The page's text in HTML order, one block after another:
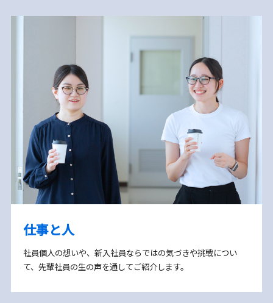
仕事と人
社員個人の想いや、新入社員ならではの気づきや挑戦につい
て、先輩社員の生の声を通してご紹介します。